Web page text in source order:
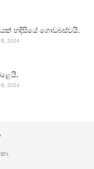
හදිසියේ ගොඩබස්වයි.
2024
2024
.